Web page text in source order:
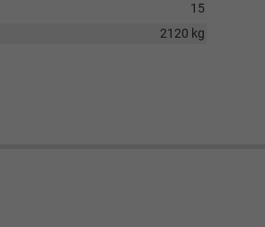
15
2120 kg